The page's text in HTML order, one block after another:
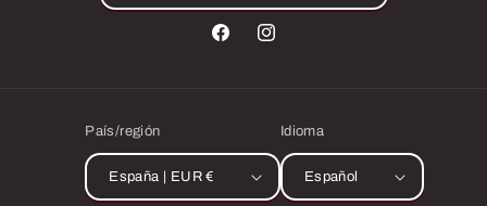
FacebookInstagram
País/región
España | EUR €
Idioma
Español